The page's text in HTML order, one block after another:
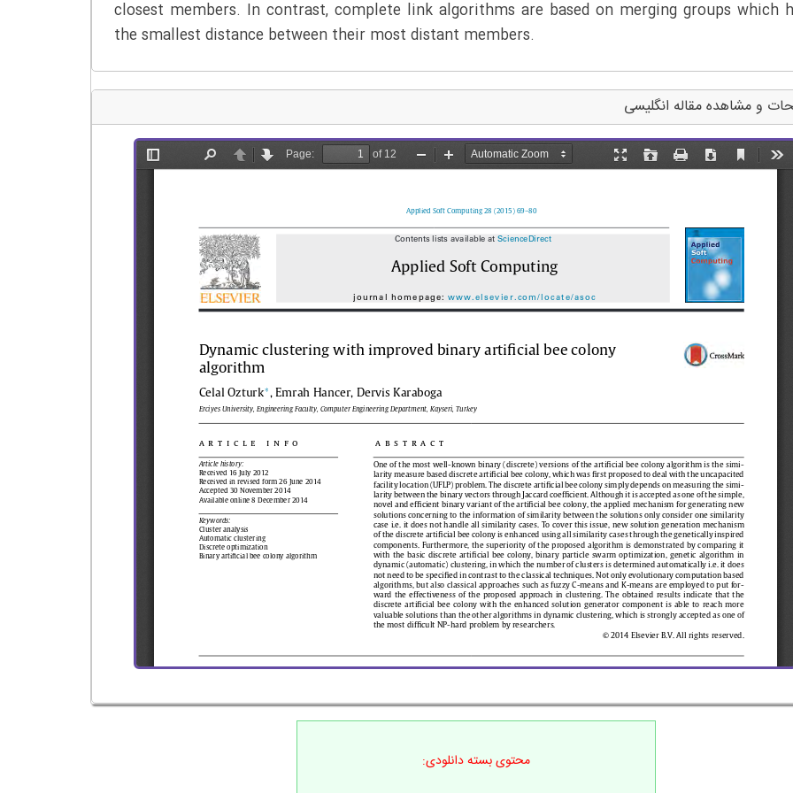
closest members. In contrast, complete link algorithms are based on merging groups which
the smallest distance between their most distant members.
و مشاهده مقاله انگلیسی
محتوی بسته دانلودی: